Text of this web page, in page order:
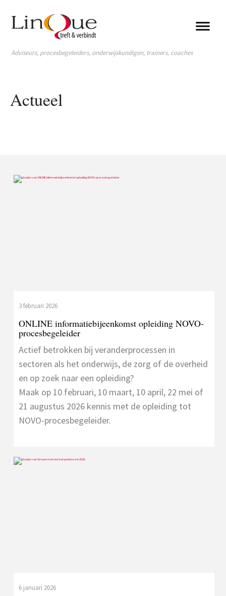
Adviseurs, procesbegeleiders, onderwijskundigen, trainers, coaches
Actueel
3 februari 2026
ONLINE informatiebijeenkomst opleiding NOVO-
procesbegeleider
Actief betrokken bij veranderprocessen in
sectoren als het onderwijs, de zorg of de overheid
en op zoek naar een opleiding?
Maak op 10 februari, 10 maart, 10 april, 22 mei of
21 augustus 2026 kennis met de opleiding tot
NOVO-procesbegeleider.
6 januari 2026